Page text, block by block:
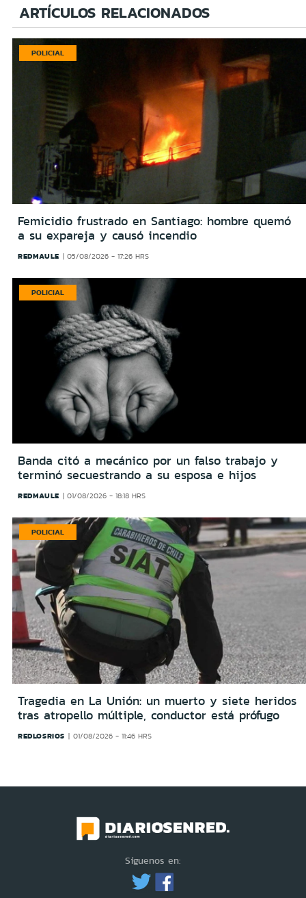
ARTÍCULOS RELACIONADOS
POLICIAL
Femicidio frustrado en Santiago: hombre quemó
a su expareja y causó incendio
REDMAULE 05/08/2026 - 17:26 HRS
POLICIAL
Banda citó a mecánico por un falso trabajo y
terminó secuestrando a su esposa e hijos
REDMAULE 01/08/2026 - 18:18 HRS
POLICIAL
Tragedia en La Unión: un muerto y siete heridos
tras atropello múltiple, conductor está prófugo
REDLOSRIOS 01/08/2026 - 11:46 HRS
Síguenos en: